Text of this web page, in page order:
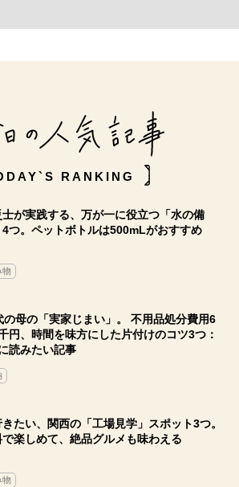
RANKING
士が実践する、万が一に役立つ「水の備
4つ。ペットボトルは500mLがおすすめ
物
の母の「実家じまい」。 不用品処分費用6
円、時間を味方にした片付けのコツ3つ：
読みたい記事
たい、関西の「工場見学」スポット3つ。
楽しめて、絶品グルメも味わえる
物